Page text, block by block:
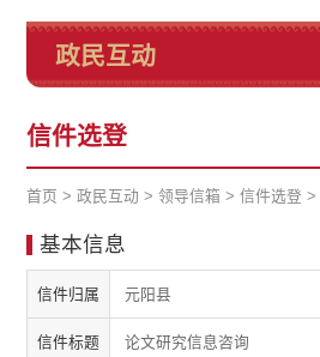
政民互动
信件选登
首页 >政民互动 >领导信箱 >信件选登 >
基本信息
信件归属 元阳县
信件标题 论文研究信息咨询